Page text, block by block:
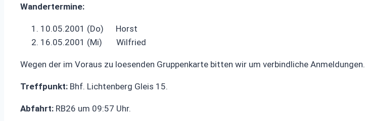
Wandertermine:
10.05.2001 (Do) Horst
16.05.2001 (Mi) Wilfried
Wegen der im Voraus zu loesenden Gruppenkarte bitten wir um verbindliche Anmeldungen.
Treffpunkt: Bhf. Lichtenberg Gleis 15.
Abfahrt: RB26 um 09:57 Uhr.